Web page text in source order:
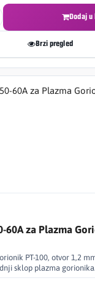
Dodaj u
Brzi pregled
60A za Plazma
PT-100, otvor 1,2
sklop plazma gorionika.